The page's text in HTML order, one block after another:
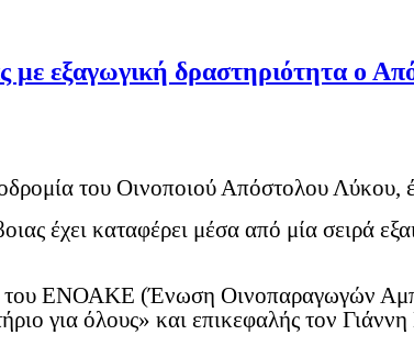
με εξαγωγική δραστηριότητα ο
του Οινοποιού Απόστολου Λύκου,
έχει καταφέρει μέσα από μία σειρά
του ΕΝΟΑΚΕ (Ένωση Οινοπαραγωγών
για όλους» και επικεφαλής τον